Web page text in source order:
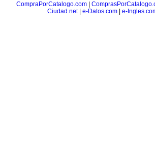
CompraPorCatalogo.com|
Ciudad.net| e-Datos.com e-